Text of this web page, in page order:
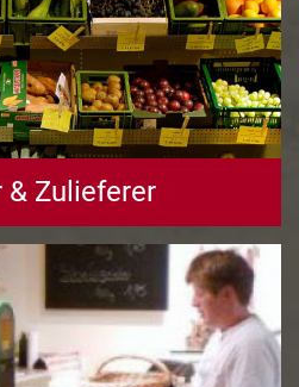
& Zulieferer